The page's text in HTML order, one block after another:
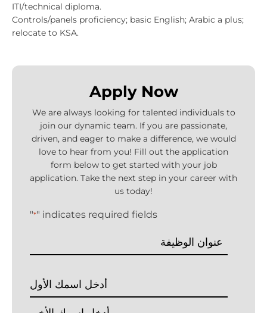
ITI/technical diploma.
Controls/panels proficiency; basic English; Arabic a plus;
relocate to KSA.
Apply Now
We are always looking for talented individuals to
join our dynamic team. If you are passionate,
driven, and eager to make a difference, we would
love to hear from you! Fill out the application
form below to get started with your job
application. Take the next step in your career with
us today!
"*" indicates required fields
title
Name
*
First